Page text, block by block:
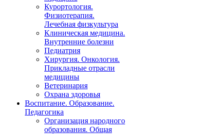
Курортология.
Физиотерапия.
Лечебная физкультура
Клиническая медицина.
Внутренние болезни
Педиатрия
Хирургия. Онкология.
Прикладные отрасли
медицины
Ветеринария
Охрана здоровья
Воспитание. Образование.
Педагогика
Организация народного
образования. Общая